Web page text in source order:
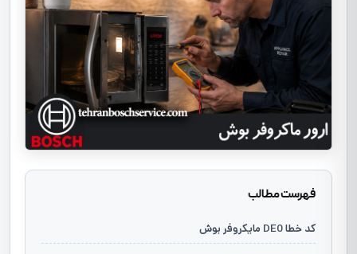
فهرست مطالب
کد خطا DE0 مایکروفر بوش